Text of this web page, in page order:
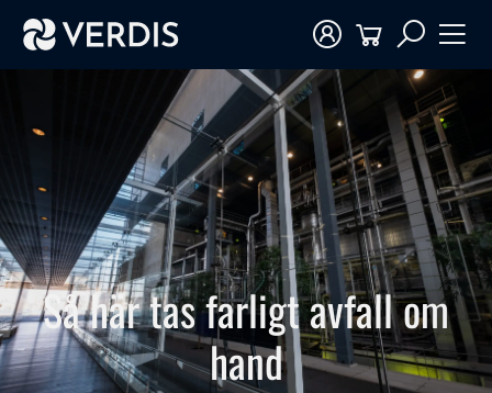
Så här tas farligt avfall om
hand